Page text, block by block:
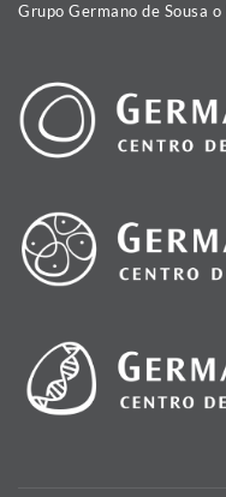
Grupo Germano de Sousa